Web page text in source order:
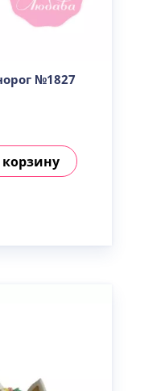
№1827
корзину